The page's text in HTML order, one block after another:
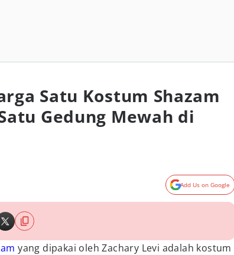
Satu Kostum Shazam
Gedung Mewah di
Add Us on Google
yang dipakai oleh Zachary Levi adalah kostum